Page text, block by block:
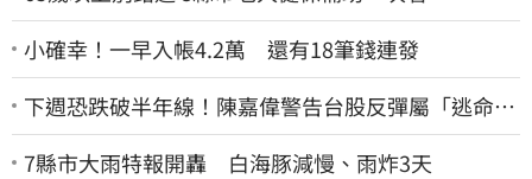
小確幸！一早入帳4.2萬 還有18筆錢連發
下週恐跌破半年線！陳嘉偉警告台股反彈屬「逃命
波」：空頭大屠殺剛開始
7縣市大雨特報開轟 白海豚減慢、雨炸3天